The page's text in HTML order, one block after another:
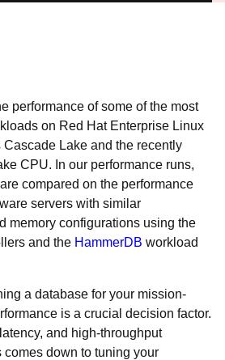
performance of some of the most
on Red Hat Enterprise Linux
Cascade Lake and the recently
CPU. In our performance runs,
compared on the performance
servers with similar
memory configurations using the
and the HammerDB workload
a database for your mission-
is a crucial decision factor.
and high-throughput
down to tuning your